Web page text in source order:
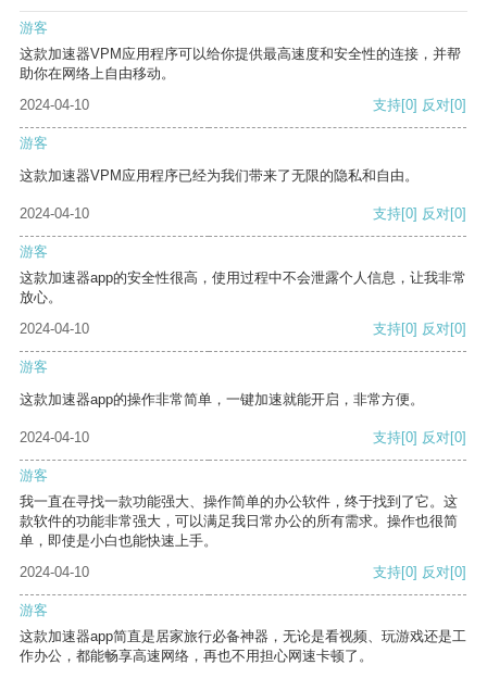
游客
这款加速器VPM应用程序可以给你提供最高速度和安全性的连接，并帮
助你在网络上自由移动。
2024-04-10
支持[0] 反对[0]
游客
这款加速器VPM应用程序已经为我们带来了无限的隐私和自由。
2024-04-10 支持[0] 反对[0]
游客
这款加速器app的安全性很高，使用过程中不会泄露个人信息，让我非常
放心。
2024-04-10
支持[0] 反对[0]
游客
这款加速器app的操作非常简单，一键加速就能开启，非常方便。
2024-04-10 支持[0] 反对[0]
游客
我一直在寻找一款功能强大、操作简单的办公软件，终于找到了它。这
款软件的功能非常强大，可以满足我日常办公的所有需求。操作也很简
单，即使是小白也能快速上手。
2024-04-10
支持[0] 反对[0]
游客
这款加速器app简直是居家旅行必备神器，无论是看视频、玩游戏还是工
作办公，都能畅享高速网络，再也不用担心网速卡顿了。